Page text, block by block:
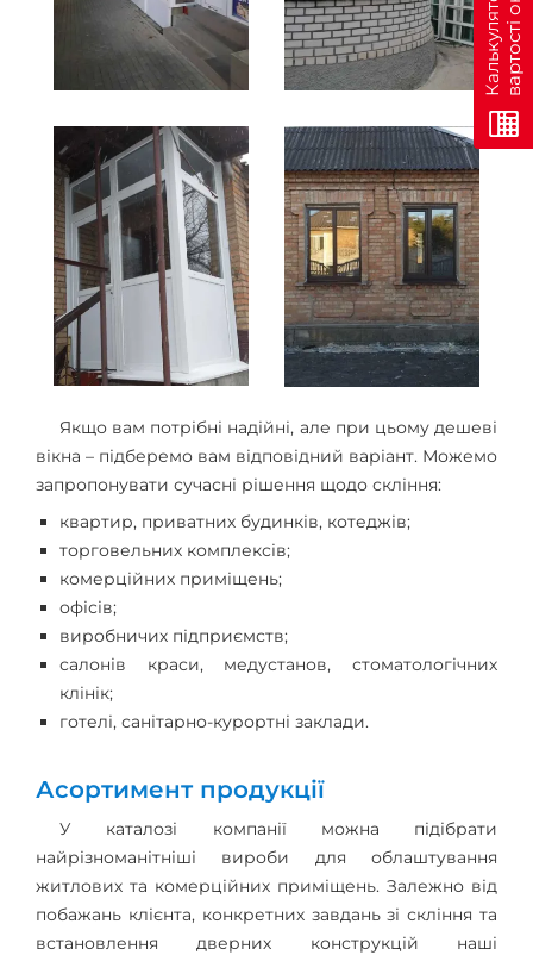
Якщо вам потрібні надійні, але при цьому дешеві
вікна – підберемо вам відповідний варіант. Можемо
запропонувати сучасні рішення щодо скління:
квартир, приватних будинків, котеджів;
торговельних комплексів;
комерційних приміщень;
офісів;
виробничих підприємств;
салонів краси, медустанов, стоматологічних
клінік;
готелі, санітарно-курортні заклади.
Асортимент продукції
У каталозі компанії можна підібрати
найрізноманітніші вироби для облаштування
житлових та комерційних приміщень. Залежно від
побажань клієнта, конкретних завдань зі скління та
встановлення дверних конструкцій наші
К
а
л
ь
к
у
л
я
т
о
р
в
а
р
т
о
с
т
і
о
н
л
а
й